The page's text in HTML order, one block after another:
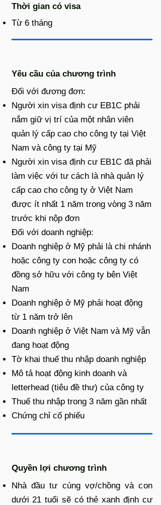
Thời gian có visa
Từ 6 tháng
Yêu cầu của chương trình
Đối với đương đơn:
Người xin visa định cư EB1C phải
nắm giữ vị trí của một nhân viên
quản lý cấp cao cho công ty tại Việt
Nam và công ty tại Mỹ
Người xin visa định cư EB1C đã phải
làm việc với tư cách là nhà quản lý
cấp cao cho công ty ở Việt Nam
được ít nhất 1 năm trong vòng 3 năm
trước khi nộp đơn
Đối với doanh nghiệp:
Doanh nghiệp ở Mỹ phải là chi nhánh
hoặc công ty con hoặc công ty có
đồng sở hữu với công ty bên Việt
Nam
Doanh nghiệp ở Mỹ phải hoạt động
từ 1 năm trở lên
Doanh nghiệp ở Việt Nam và Mỹ vẫn
đang hoạt động
Tờ khai thuế thu nhập doanh nghiệp
Mô tả hoạt động kinh doanh và
letterhead (tiêu đề thư) của công ty
Thuế thu nhập trong 3 năm gần nhất
Chứng chỉ cổ phiếu
Quyền lợi chương trình
Nhà đầu tư cùng vợ/chồng và con
dưới 21 tuổi sẽ có thẻ xanh định cư